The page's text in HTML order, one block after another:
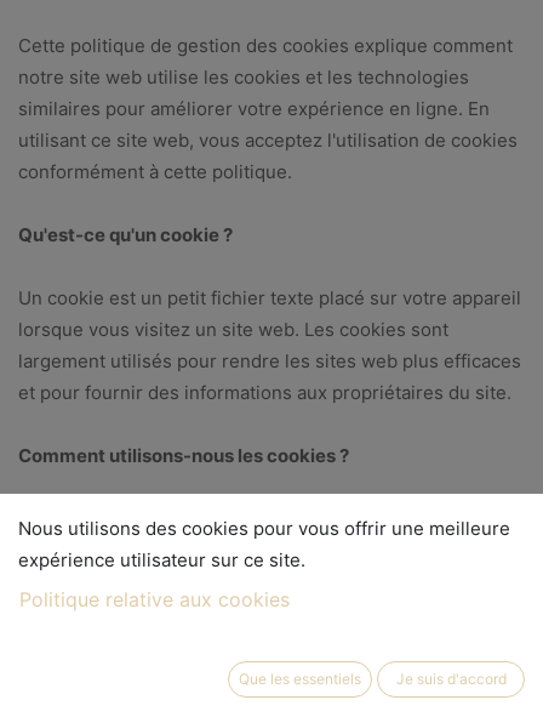
Cette politique de gestion des cookies explique comment
notre site web utilise les cookies et les technologies
similaires pour améliorer votre expérience en ligne. En
utilisant ce site web, vous acceptez l'utilisation de cookies
conformément à cette politique.
Qu'est-ce qu'un cookie ?
Un cookie est un petit fichier texte placé sur votre appareil
lorsque vous visitez un site web. Les cookies sont
largement utilisés pour rendre les sites web plus efficaces
et pour fournir des informations aux propriétaires du site.
Comment utilisons-nous les cookies ?
Nous utilisons des cookies pour diverses raisons,
notamment pour :
1. Assurer le bon fonctionnement de notre site web.
Nous utilisons des cookies pour vous offrir une meilleure
expérience utilisateur sur ce site.
Politique relative aux cookies
Que les essentiels Je suis d'accord